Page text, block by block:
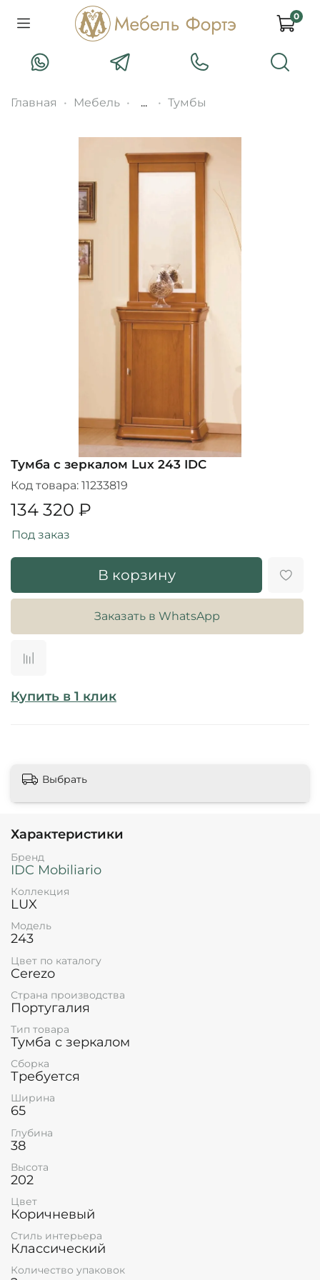
0
Главная Мебель ... Тумбы
Тумба с зеркалом Lux 243 IDC
Код товара: 11233819
134 320 ₽
В корзину
Заказать в WhatsApp
Купить в 1 клик
Под заказ
Выбрать
Характеристики
Бренд
IDC Mobiliario
Коллекция
LUX
Модель
243
Цвет по каталогу
Cerezo
Страна производства
Португалия
Тип товара
Тумба с зеркалом
Сборка
Требуется
Ширина
65
Глубина
38
Высота
202
Цвет
Коричневый
Стиль интерьера
Классический
Количество упаковок